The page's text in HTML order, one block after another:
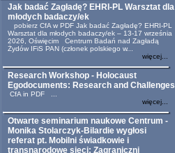
Jak badać Zagładę? EHRI-PL Warsztat dla
młodych badaczy/ek
pobierz CfA w PDF Jak badać Zagładę? EHRI-PL
Warsztat dla młodych badaczy/ek – 13-17 września
2026, Oświęcim Centrum Badań nad Zagładą
Żydów IFiS PAN (członek polskiego w...
więcej...
Research Workshop - Holocaust
Egodocuments: Research and Challenges
CfA in PDF ...
więcej...
Otwarte seminarium naukowe Centrum -
Monika Stolarczyk-Bilardie wygłosi
referat pt. Mobilni świadkowie i
transnarodowe sieci: Zagraniczni